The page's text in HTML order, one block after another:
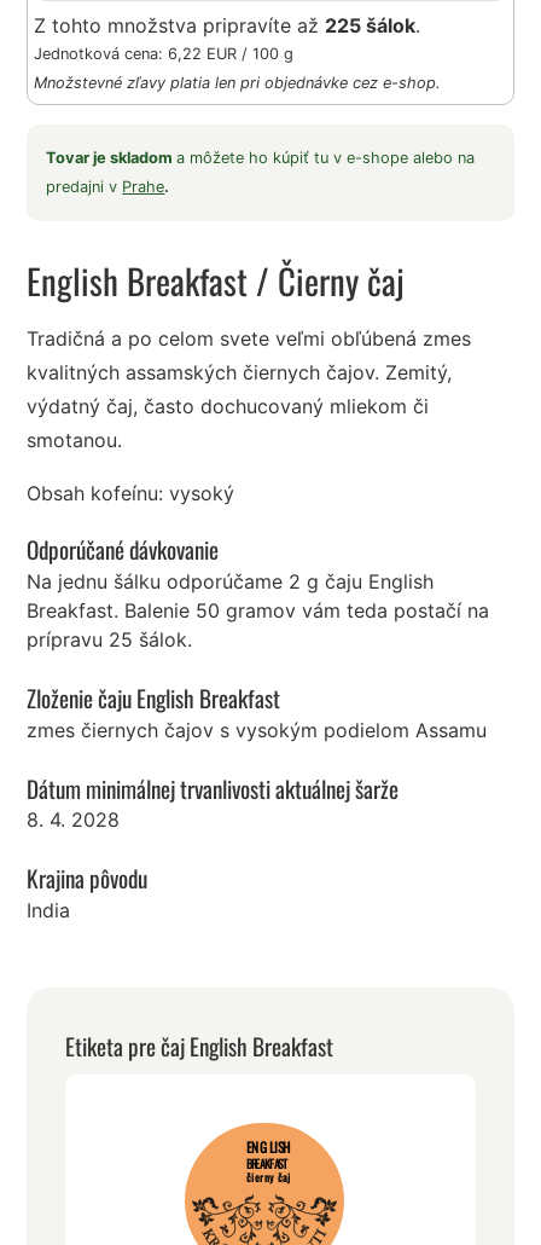
Z tohto množstva pripravíte až 225 šálok.
Jednotková cena: 6,22 EUR / 100 g
Množstevné zľavy platia len pri objednávke cez e-shop.
Tovar je skladoma môžete ho kúpiť tu v e-shope alebo na
predajni v Prahe.
English Breakfast/ Čierny čaj
Tradičná a po celom svete veľmi obľúbená zmes
kvalitných assamských čiernych čajov. Zemitý,
výdatný čaj, často dochucovaný mliekom či
smotanou.
Obsah kofeínu: vysoký
Odporúčané dávkovanie
Na jednu šálku odporúčame 2 g čaju English
Breakfast. Balenie 50 gramov vám teda postačí na
prípravu 25 šálok.
Zloženie čaju English Breakfast
zmes čiernych čajov s vysokým podielom Assamu
Dátum minimálnej trvanlivosti aktuálnej šarže
8. 4. 2028
Krajina pôvodu
India
Etiketa pre čaj English Breakfast
ENGLISH
BREAKFAST
čierny čaj